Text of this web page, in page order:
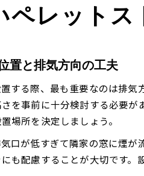
ペレットス
置と排気方向の工夫
する際、最も重要なのは排
を事前に十分検討する必要
場所を決定しましょう。
口が低すぎて隣家の窓に煙
も配慮することが大切です